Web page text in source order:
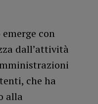
emerge con
dall’attività
che ha
alla